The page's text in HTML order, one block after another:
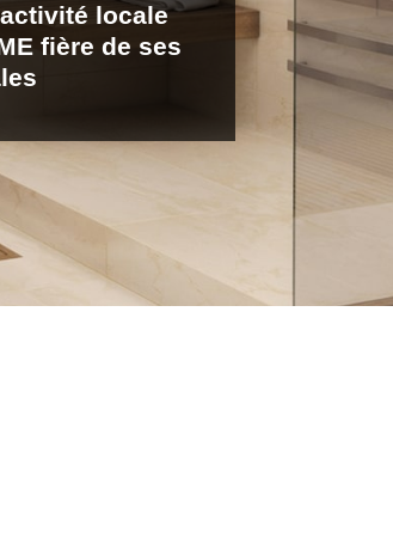
locale
fière de ses